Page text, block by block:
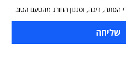
הסתה, דיבה, וסגנון החורג מהטעם הטוב